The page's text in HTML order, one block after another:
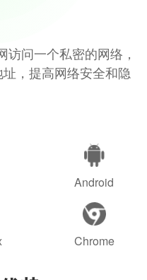
问一个私密的网络，
，提高网络安全和隐
Android
Chrome